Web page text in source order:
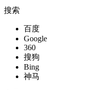
搜索
百度
Google
360
搜狗
Bing
神马